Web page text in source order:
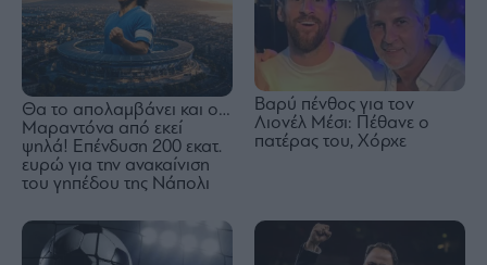
Θα το απολαμβάνει και ο…
Μαραντόνα από εκεί
ψηλά! Επένδυση 200 εκατ.
ευρώ για την ανακαίνιση
του γηπέδου της Νάπολι
Βαρύ πένθος για τον
Λιονέλ Μέσι: Πέθανε ο
πατέρας του, Χόρχε